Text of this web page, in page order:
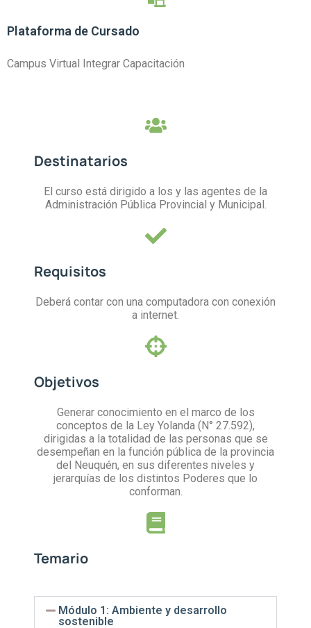
Plataforma de Cursado
Campus Virtual Integrar Capacitación
Destinatarios
El curso está dirigido a los y las agentes de la
Administración Pública Provincial y Municipal.
Requisitos
Deberá contar con una computadora con conexión
a internet.
Objetivos
Generar conocimiento en el marco de los
conceptos de la Ley Yolanda (N° 27.592),
dirigidas a la totalidad de las personas que se
desempeñan en la función pública de la provincia
del Neuquén, en sus diferentes niveles y
jerarquías de los distintos Poderes que lo
conforman.
Temario
Módulo 1: Ambiente y desarrollo
sostenible